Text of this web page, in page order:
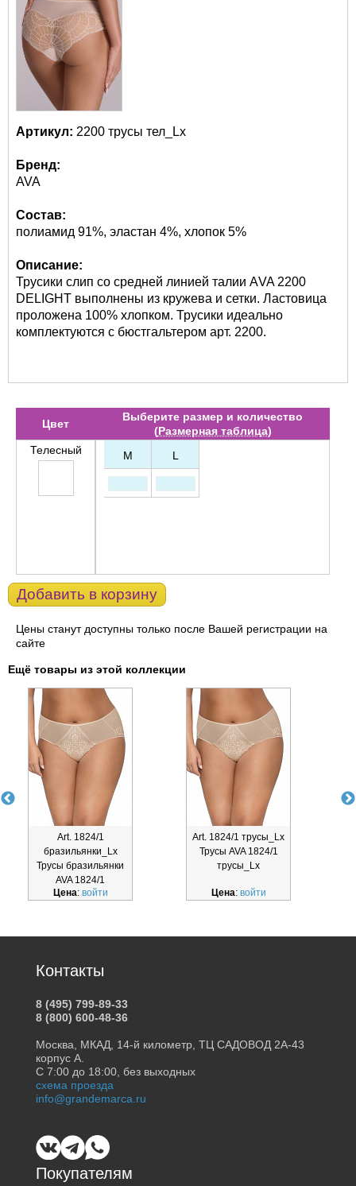
Артикул: 2200 трусы тел_Lx
Бренд:
AVA
Состав:
полиамид 91%, эластан 4%, хлопок 5%
Описание:
Трусики слип со средней линией талии АVA 2200
DELIGHT выполнены из кружева и сетки. Ластовица
проложена 100% хлопком. Трусики идеально
комплектуются с бюстгальтером арт. 2200.
Цвет
Выберите размер и количество
(Размерная таблица)
Телесный
M L
Добавить в корзину
Цены станут доступны только после Вашей регистрации на
сайте
Ещё товары из этой коллекции
Art. 1824/1
бразильянки_Lx
Трусы бразильянки
AVA 1824/1
бразильянки_Lx
Цена: войти
Art. 1824/1 трусы_Lx
Трусы AVA 1824/1
трусы_Lx
Цена: войти
Покупателям
Контакты
8 (495) 799-89-33
8 (800) 600-48-36
Москва, МКАД, 14-й километр, ТЦ САДОВОД 2А-43
корпус А.
С 7:00 до 18:00, без выходных
схема проезда
info@grandemarca.ru